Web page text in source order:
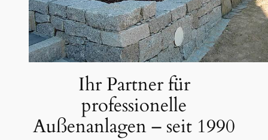
Ihr Partner für
professionelle
Außenanlagen – seit 1990